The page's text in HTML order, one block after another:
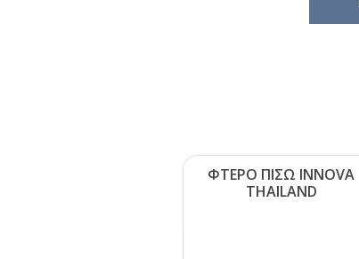
ΦΤΕΡΟ ΠΙΣΩ ΙΝΝΟVΑ
ΤΗΑΙLΑΝD